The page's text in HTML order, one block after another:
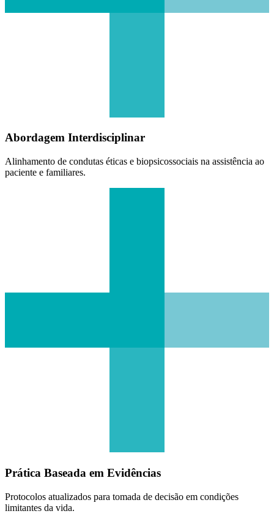
Abordagem Interdisciplinar
Alinhamento de condutas éticas e biopsicossociais na assistência ao
paciente e familiares.
Prática Baseada em Evidências
Protocolos atualizados para tomada de decisão em condições
limitantes da vida.